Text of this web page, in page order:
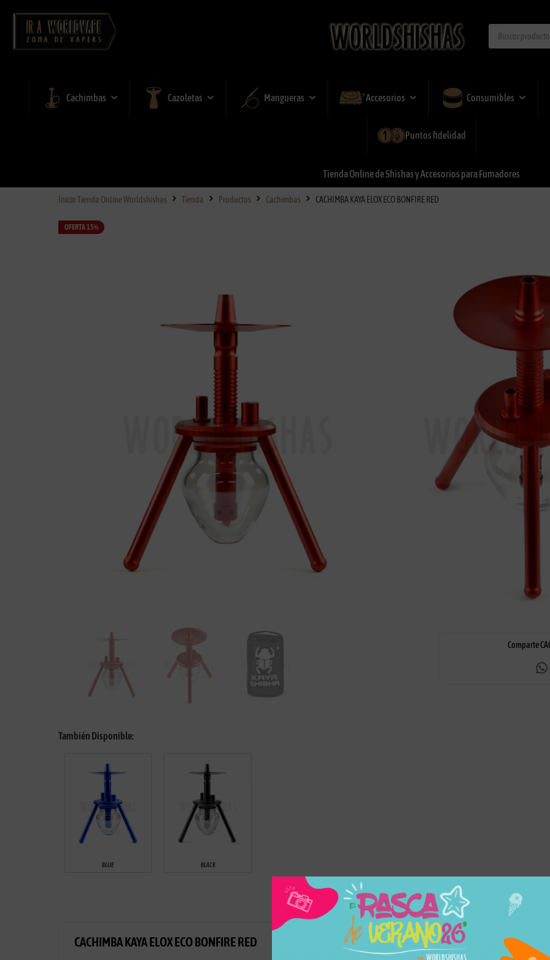
Cachimbas Cazoletas Mangueras Accesorios Consumibles
Puntos fidelidad
TiendaOnlinedeShishasyAccesorios paraFumadores
Inicio Tienda Online Worldshishas Tienda Productos Cachimbas CACHIMBA KAYA ELOX ECO BONFIRE RED
OFERTA 15%
KAYA BONFIRE RED
49,95
dudas
Comparte
También Disponible:
BLUE BLACK
CACHIMBA KAYA ELOX ECO BONFIRE RED